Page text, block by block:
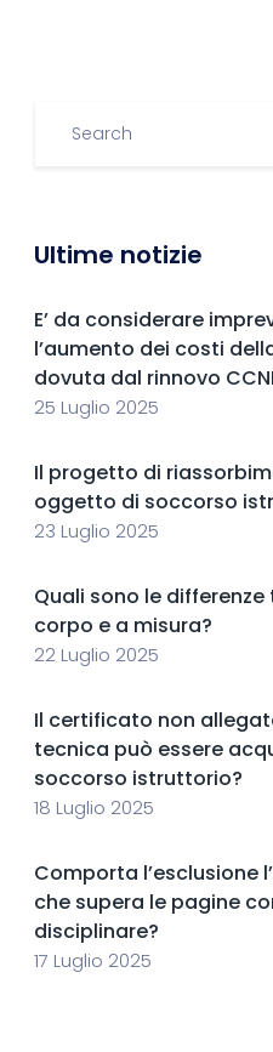
Ultime notizie
E’ da considerare
l’aumento dei costi
dovuta dal rinnovo
25 Luglio 2025
Il progetto di
oggetto di soccorso
23 Luglio 2025
Quali sono le
corpo e a misura?
22 Luglio 2025
Il certificato non
tecnica può essere
soccorso istruttorio?
18 Luglio 2025
Comporta l’esclusione
che supera le pagine
disciplinare?
17 Luglio 2025